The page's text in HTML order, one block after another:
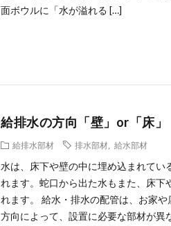
面ボウルに「水が溢れる […]
給排水の方向「壁」or「床」
給排水部材 排水部材 ,給水部材
水は、床下や壁の中に埋め込まれてい
れます。蛇口から出た水もまた、床下
れます。 給水・排水の配管は、お家
方向によって、設置に必要な部材が異